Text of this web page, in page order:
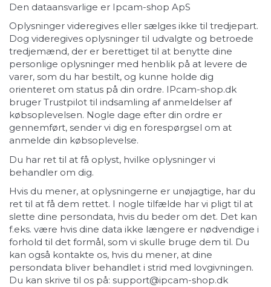
Den dataansvarlige er Ipcam-shop ApS
Oplysninger videregives eller sælges ikke til tredjepart.
Dog videregives oplysninger til udvalgte og betroede
tredjemænd, der er berettiget til at benytte dine
personlige oplysninger med henblik på at levere de
varer, som du har bestilt, og kunne holde dig
orienteret om status på din ordre. IPcam-shop.dk
bruger Trustpilot til indsamling af anmeldelser af
købsoplevelsen. Nogle dage efter din ordre er
gennemført, sender vi dig en forespørgsel om at
anmelde din købsoplevelse.
Du har ret til at få oplyst, hvilke oplysninger vi
behandler om dig.
Hvis du mener, at oplysningerne er unøjagtige, har du
ret til at få dem rettet. I nogle tilfælde har vi pligt til at
slette dine persondata, hvis du beder om det. Det kan
f.eks. være hvis dine data ikke længere er nødvendige i
forhold til det formål, som vi skulle bruge dem til. Du
kan også kontakte os, hvis du mener, at dine
persondata bliver behandlet i strid med lovgivningen.
Du kan skrive til os på: support@ipcam-shop.dk